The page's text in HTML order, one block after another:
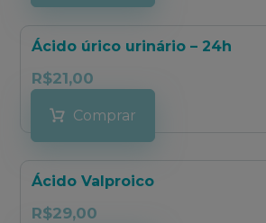
Ácido úrico urinário – 24h
R$21,00
Comprar
Ácido Valproico
R$29,00